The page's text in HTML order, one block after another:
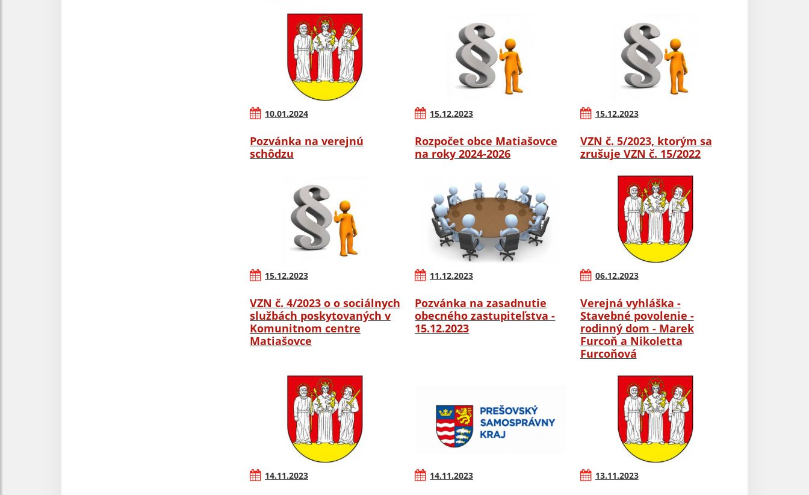
10.01.2024
Pozvánka na verejnú
schôdzu
15.12.2023
Rozpočet obce Matiašovce
na roky 2024-2026
15.12.2023
VZN č. 5/2023, ktorým sa
zrušuje VZN č. 15/2022
15.12.2023
VZN č. 4/2023 o o sociálnych
službách poskytovaných v
Komunitnom centre
Matiašovce
11.12.2023
Pozvánka na zasadnutie
obecného zastupiteľstva -
15.12.2023
06.12.2023
Verejná vyhláška -
Stavebné povolenie -
rodinný dom - Marek
Furcoň a Nikoletta
Furcoňová
14.11.2023 14.11.2023 13.11.2023